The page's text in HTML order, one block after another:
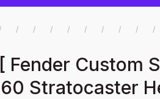
Fender Custom
Stratocaster